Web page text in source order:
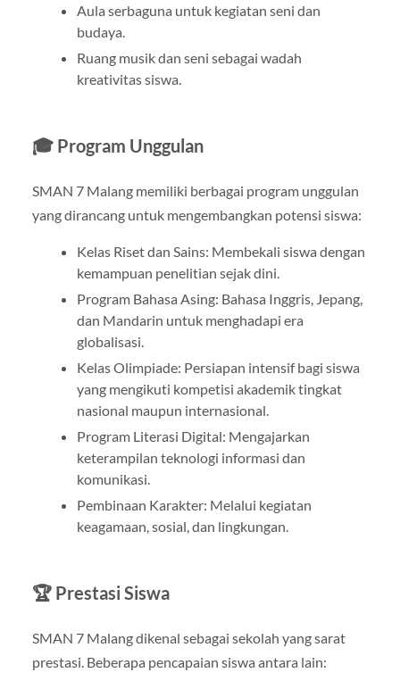
Aula serbaguna untuk kegiatan seni dan
budaya.
Ruang musik dan seni sebagai wadah
kreativitas siswa.
🎓 Program Unggulan
SMAN 7 Malang memiliki berbagai program unggulan
yang dirancang untuk mengembangkan potensi siswa:
Kelas Riset dan Sains: Membekali siswa dengan
kemampuan penelitian sejak dini.
Program Bahasa Asing: Bahasa Inggris, Jepang,
dan Mandarin untuk menghadapi era
globalisasi.
Kelas Olimpiade: Persiapan intensif bagi siswa
yang mengikuti kompetisi akademik tingkat
nasional maupun internasional.
Program Literasi Digital: Mengajarkan
keterampilan teknologi informasi dan
komunikasi.
Pembinaan Karakter: Melalui kegiatan
keagamaan, sosial, dan lingkungan.
🏆 Prestasi Siswa
SMAN 7 Malang dikenal sebagai sekolah yang sarat
prestasi. Beberapa pencapaian siswa antara lain: